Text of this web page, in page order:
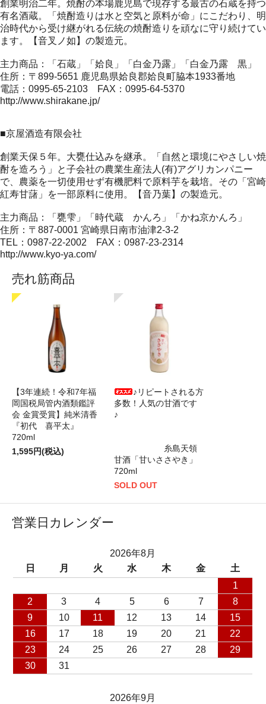
創業明治二年。焼酎の本場鹿児島で現存する最古の石蔵を持つ
有名酒蔵。「焼酎造りは水と空気と原料が命」にこだわり、明
治時代から受け継がれる伝統の焼酎造りを頑なに守り続けてい
ます。【音叉ノ如】の製造元。
主力商品：「石蔵」「姶良」「白金乃露」「白金乃露 黒」
住所：〒899-5651 鹿児島県姶良郡姶良町脇本1933番地
電話：0995-65-2103 FAX：0995-64-5370
http://www.shirakane.jp/
■京屋酒造有限会社
創業天保５年。大甕仕込みを継承。「自然と環境にやさしい焼
酎を造ろう」と子会社の農業生産法人(有)アグリカンパニー
で、農薬を一切使用せず有機肥料で原料芋を栽培。その「宮崎
紅寿甘藷」を一部原料に使用。【音乃葉】の製造元。
主力商品：「甕雫」「時代蔵 かんろ」「かね京かんろ」
住所：〒887-0001 宮崎県日南市油津2-3-2
TEL：0987-22-2002 FAX：0987-23-2314
http://www.kyo-ya.com/
売れ筋商品
【3年連続！令和7年福
岡国税局管内酒類鑑評
会 金賞受賞】純米清香
『初代 喜平太』
720ml
1,595円(税込)
♪リピートされる方
多数！人気の甘酒です
♪
糸島天領
甘酒「甘いささやき」
720ml
SOLD OUT
営業日カレンダー
2026年8月
日
月 火 水 木 金
土
1
2
3 4 5 6 7
8
9
10 11 12 13 14
15
16
17 18 19 20 21
22
23
24 25 26 27 28
29
30
31
2026年9月